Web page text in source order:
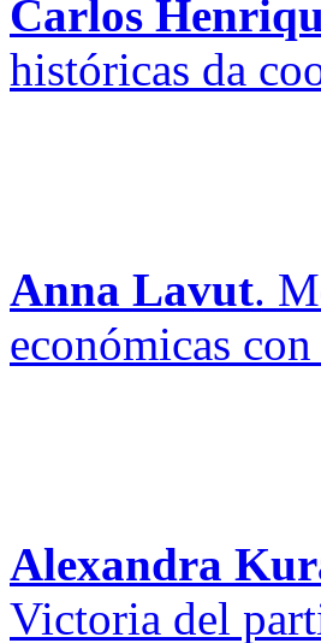
Carlos
históricas da
Anna Lavut.
económicas
Alexandra
Victoria del